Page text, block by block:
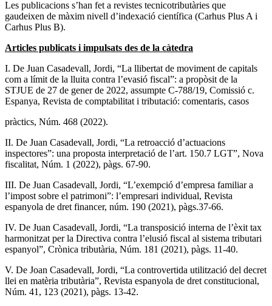
Les publicacions s’han fet a revistes tecnicotributàries que
gaudeixen de màxim nivell d’indexació científica (Carhus Plus A i
Carhus Plus B).
Articles publicats i impulsats des de la càtedra
I. De Juan Casadevall, Jordi, “La llibertat de moviment de capitals
com a límit de la lluita contra l’evasió fiscal”: a propòsit de la
STJUE de 27 de gener de 2022, assumpte C-788/19, Comissió c.
Espanya, Revista de comptabilitat i tributació: comentaris, casos
pràctics, Núm. 468 (2022).
II. De Juan Casadevall, Jordi, “La retroacció d’actuacions
inspectores”: una proposta interpretació de l’art. 150.7 LGT”, Nova
fiscalitat, Núm. 1 (2022), pàgs. 67-90.
III. De Juan Casadevall, Jordi, “L’exempció d’empresa familiar a
l’impost sobre el patrimoni”: l’empresari individual, Revista
espanyola de dret financer, núm. 190 (2021), pàgs.37-66.
IV. De Juan Casadevall, Jordi, “La transposició interna de l’èxit tax
harmonitzat per la Directiva contra l’elusió fiscal al sistema tributari
espanyol”, Crònica tributària, Núm. 181 (2021), pàgs. 11-40.
V. De Joan Casadevall, Jordi, “La controvertida utilització del decret
llei en matèria tributària”, Revista espanyola de dret constitucional,
Núm. 41, 123 (2021), pàgs. 13-42.